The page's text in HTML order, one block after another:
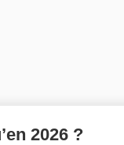
2026 ?